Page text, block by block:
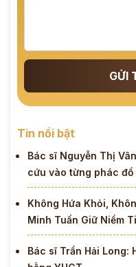
GỬI
Tin nổi bật
Bác sĩ Nguyễn Thị
cứu vào từng phác
Không Hứa Khỏi,
Minh Tuấn Giữ Niềm
Bác sĩ Trần Hải Long: